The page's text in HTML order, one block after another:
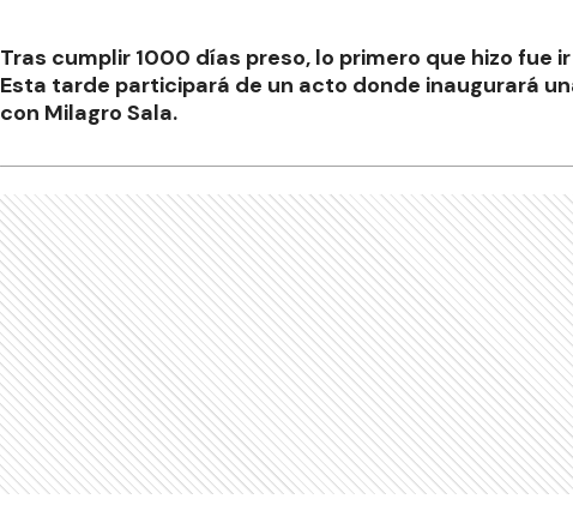
Tras cumplir 1000 días preso, lo primero que hizo fue
Esta tarde participará de un acto donde inaugurará
con Milagro Sala.